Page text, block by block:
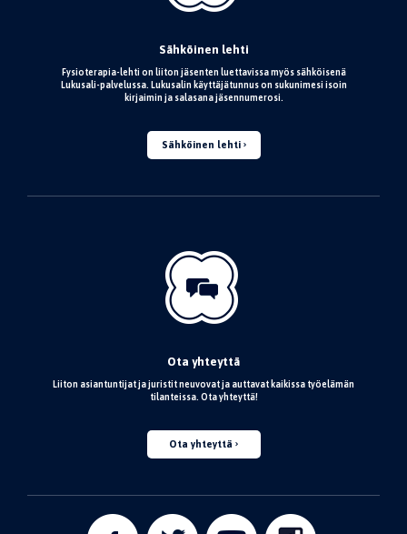
Sähköinen lehti
Fysioterapia-lehti on liiton jäsenten luettavissa myös sähköisenä
Lukusali-palvelussa. Lukusalin käyttäjätunnus on sukunimesi isoin
kirjaimin ja salasana jäsennumerosi.
Sähköinen lehti
Ota yhteyttä
Liiton asiantuntijat ja juristit neuvovat ja auttavat kaikissa työelämän
tilanteissa. Ota yhteyttä!
Ota yhteyttä